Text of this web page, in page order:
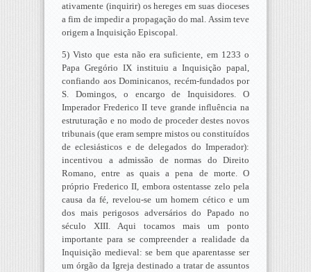
ativamente (inquirir) os hereges em suas dioceses
a fim de impedir a propagação do mal. Assim teve
origem a Inquisição Episcopal.
5) Visto que esta não era suficiente, em 1233 o
Papa Gregório IX instituiu a Inquisição papal,
confiando aos Dominicanos, recém-fundados por
S. Domingos, o encargo de Inquisidores. O
Imperador Frederico II teve grande influência na
estruturação e no modo de proceder destes novos
tribunais (que eram sempre mistos ou constituídos
de eclesiásticos e de delegados do Imperador):
incentivou a admissão de normas do Direito
Romano, entre as quais a pena de morte. O
próprio Frederico II, embora ostentasse zelo pela
causa da fé, revelou-se um homem cético e um
dos mais perigosos adversários do Papado no
século XIII. Aqui tocamos mais um ponto
importante para se compreender a realidade da
Inquisição medieval: se bem que aparentasse ser
um órgão da Igreja destinado a tratar de assuntos